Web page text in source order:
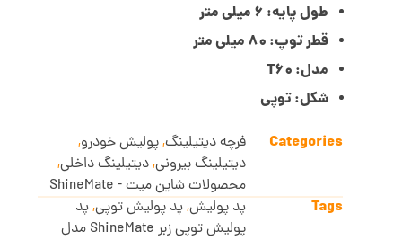
طول پایه: 6 میلی متر
قطر توپ: 80 میلی متر
مدل: T60
شکل: توپی
Categories
فرچه دیتیلینگ,پولیش خودرو,
دیتیلینگ بیرونی,دیتیلینگ داخلی,
محصولات شاین میت - ShineMate
Tags پد پولیش,پد پولیش توپی,پد
پولیش توپی زبر ShineMate مدل